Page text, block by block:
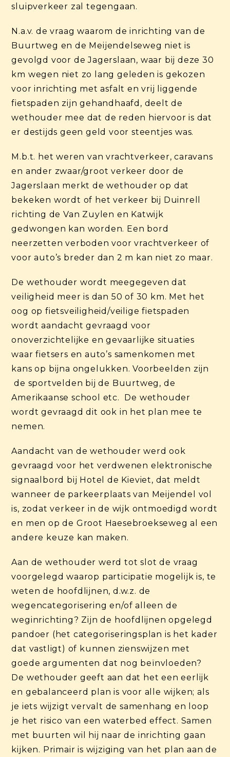
sluipverkeer zal tegengaan.
N.a.v. de vraag waarom de inrichting van de
Buurtweg en de Meijendelseweg niet is
gevolgd voor de Jagerslaan, waar bij deze 30
km wegen niet zo lang geleden is gekozen
voor inrichting met asfalt en vrij liggende
fietspaden zijn gehandhaafd, deelt de
wethouder mee dat de reden hiervoor is dat
er destijds geen geld voor steentjes was.
M.b.t. het weren van vrachtverkeer, caravans
en ander zwaar/groot verkeer door de
Jagerslaan merkt de wethouder op dat
bekeken wordt of het verkeer bij Duinrell
richting de Van Zuylen en Katwijk
gedwongen kan worden. Een bord
neerzetten verboden voor vrachtverkeer of
voor auto’s breder dan 2 m kan niet zo maar.
De wethouder wordt meegegeven dat
veiligheid meer is dan 50 of 30 km. Met het
oog op fietsveiligheid/veilige fietspaden
wordt aandacht gevraagd voor
onoverzichtelijke en gevaarlijke situaties
waar fietsers en auto’s samenkomen met
kans op bijna ongelukken. Voorbeelden zijn
de sportvelden bij de Buurtweg, de
Amerikaanse school etc. De wethouder
wordt gevraagd dit ook in het plan mee te
nemen.
Aandacht van de wethouder werd ook
gevraagd voor het verdwenen elektronische
signaalbord bij Hotel de Kieviet, dat meldt
wanneer de parkeerplaats van Meijendel vol
is, zodat verkeer in de wijk ontmoedigd wordt
en men op de Groot Haesebroekseweg al een
andere keuze kan maken.
Aan de wethouder werd tot slot de vraag
voorgelegd waarop participatie mogelijk is, te
weten de hoofdlijnen, d.w.z. de
wegencategorisering en/of alleen de
weginrichting? Zijn de hoofdlijnen opgelegd
pandoer (het categoriseringsplan is het kader
dat vastligt) of kunnen zienswijzen met
goede argumenten dat nog beïnvloeden?
De wethouder geeft aan dat het een eerlijk
en gebalanceerd plan is voor alle wijken; als
je iets wijzigt vervalt de samenhang en loop
je het risico van een waterbed effect. Samen
met buurten wil hij naar de inrichting gaan
kijken. Primair is wijziging van het plan aan de